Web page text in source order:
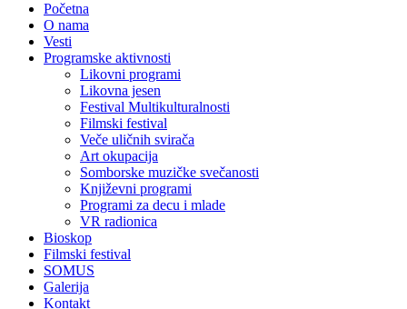
Početna
O nama
Vesti
Programske aktivnosti
Likovni programi
Likovna jesen
Festival Multikulturalnosti
Filmski festival
Veče uličnih svirača
Art okupacija
Somborske muzičke svečanosti
Književni programi
Programi za decu i mlade
VR radionica
Bioskop
Filmski festival
SOMUS
Galerija
Kontakt